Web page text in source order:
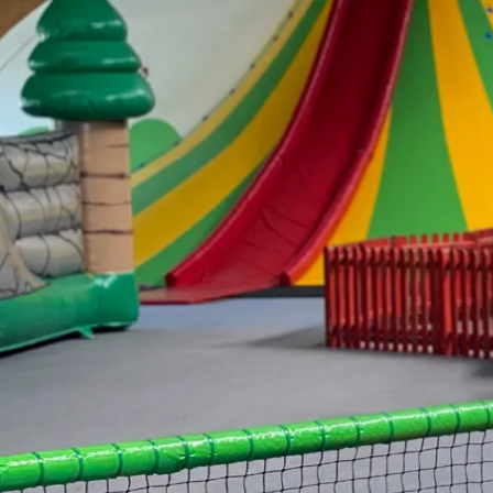
Aktivitäten im Chiemgau
Wandern & Gipfelglück
Radfahren &
Mountainbiken
Chiemsee &
Aktivitäten für die Familie
Winter
Golfen
Leben &
&
Orte